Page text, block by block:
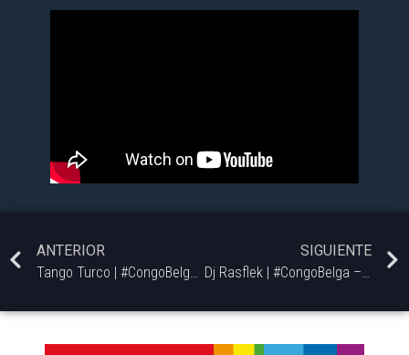
ANTERIOR
SIGUIENTE